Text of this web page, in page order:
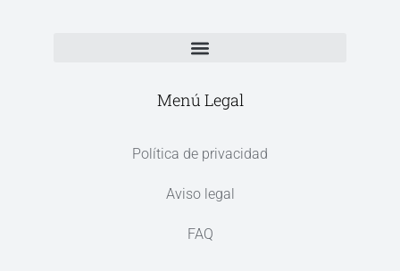
Menú Legal
Política de privacidad
Aviso legal
FAQ